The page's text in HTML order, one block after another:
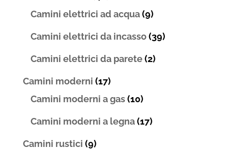
Camini elettrici ad acqua (9)
Camini elettrici da incasso (39)
Camini elettrici da parete (2)
Camini moderni (17)
Camini moderni a gas (10)
Camini moderni a legna (17)
Camini rustici (9)